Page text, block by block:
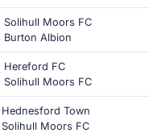
Solihull Moors FC
Burton Albion
Hereford FC
Solihull Moors FC
Hednesford Town
Solihull Moors FC